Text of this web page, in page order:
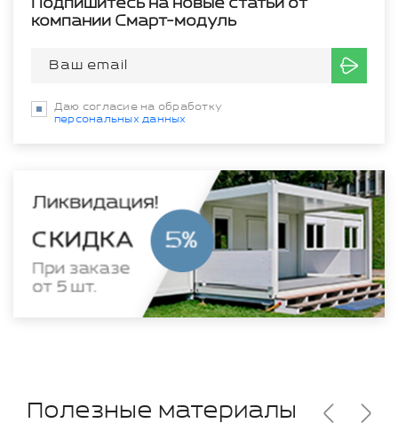
компании Смарт-модуль
Даю согласие на обработку
персональных данных
Полезные материалы